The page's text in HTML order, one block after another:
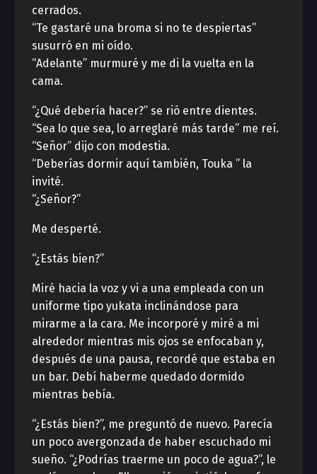
cerrados.
“Te gastaré una broma si no te despiertas”
susurró en mi oído.
“Adelante” murmuré y me di la vuelta en la
cama.
“¿Qué debería hacer?” se rió entre dientes.
“Sea lo que sea, lo arreglaré más tarde” me reí.
“Señor” dijo con modestia.
“Deberías dormir aquí también, Touka ” la
invité.
“¿Señor?”
Me desperté.
“¿Estás bien?”
Miré hacia la voz y vi a una empleada con un
uniforme tipo yukata inclinándose para
mirarme a la cara. Me incorporé y miré a mi
alrededor mientras mis ojos se enfocaban y,
después de una pausa, recordé que estaba en
un bar. Debí haberme quedado dormido
mientras bebía.
“¿Estás bien?”, me preguntó de nuevo. Parecía
un poco avergonzada de haber escuchado mi
sueño. “¿Podrías traerme un poco de agua?”, le